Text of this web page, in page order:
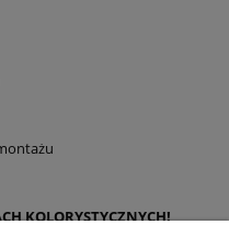
KOLORYSTYCZNYCH!